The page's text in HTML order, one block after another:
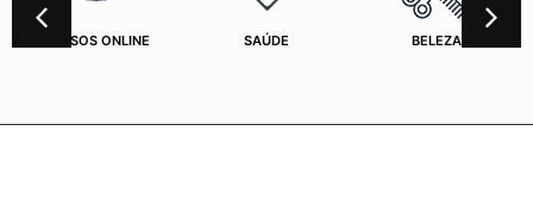
CURSOS ONLINE SAÚDE BELEZA